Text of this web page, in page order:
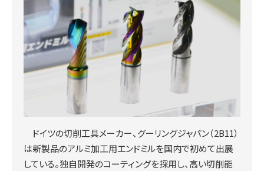
ドイツの切削工具メーカー、グーリングジャパン（2B11）
は新製品のアルミ加工用エンドミルを国内で初めて出展
している。独自開発のコーティングを採用し、高い切削能